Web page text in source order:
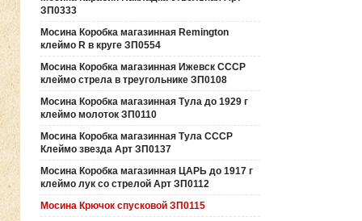
ЗП0333
Мосина Коробка магазинная Remington
клеймо R в круге ЗП0554
Мосина Коробка магазинная Ижевск СССР
клеймо стрела в треугольнике ЗП0108
Мосина Коробка магазинная Тула до 1929 г
клеймо молоток ЗП0110
Мосина Коробка магазинная Тула СССР
Клеймо звезда Арт ЗП0137
Мосина Коробка магазинная ЦАРЬ до 1917 г
клеймо лук со стрелой Арт ЗП0112
Мосина Крючок спусковой ЗП0115